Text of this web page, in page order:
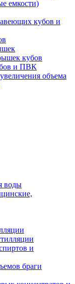
емкости)
кубов и
кубов
и ПВК
объема
воды
и
браги